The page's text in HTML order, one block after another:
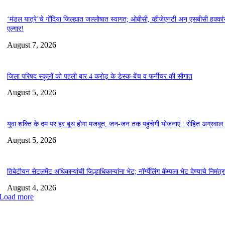
‘मंडल यात्रे’चे गोंदिया जिल्ह्यात जल्लोषात स्वागत; ओबीसी, व्हीजेएनटी अन् एसबीसी
एल्गार!
August 7, 2026
जिला परिषद स्कूलों को पहली बार 4 करोड़ के डेस्क-बेंच व फर्नीचर की सौगात
August 5, 2026
युवा शक्ति के दम पर हर बूथ होगा मजबूत, जन-जन तक पहुंचेगी योजनाएं : रोहित अग्रवाल
August 5, 2026
तिबेटीयन सेटलमेंट अधिकाऱ्यांची जिल्हाधिकाऱ्यांना भेट; नॉर्ग्येलिंग कॅम्पला भेट देण्याचे
August 4, 2026
more